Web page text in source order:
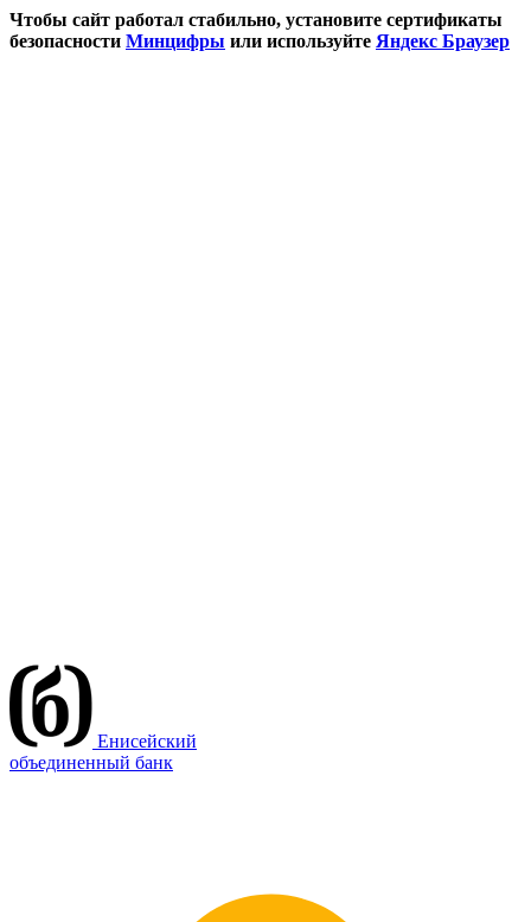
Чтобы сайт работал стабильно, установите сертификаты
безопасности Минцифры или используйте Яндекс Браузер
Енисейский
объединенный банк